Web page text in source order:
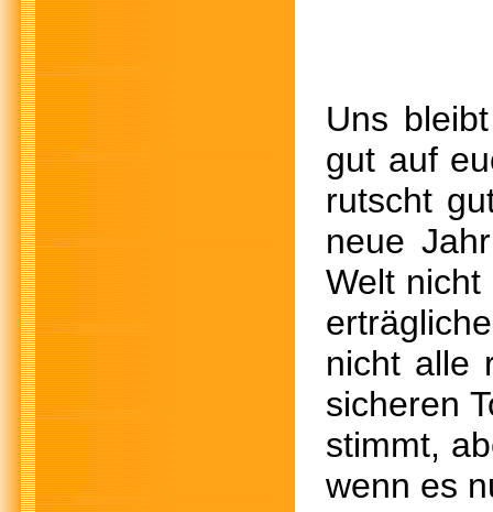
Uns
gut auf
rutscht
neue
Welt
nicht alle
sicheren
stimmt,
wenn es